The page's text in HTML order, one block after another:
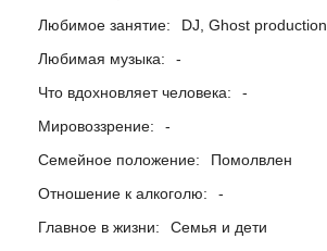
Любимое занятие:
DJ, Ghost production
Любимая музыка:
-
Что вдохновляет человека:
-
Мировоззрение:
-
Семейное положение:
Помолвлен
Отношение к алкоголю:
-
Главное в жизни:
Семья и дети